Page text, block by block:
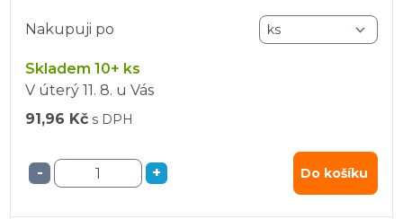
Nakupuji po
Skladem 10+ ks
V úterý 11. 8. u Vás
91,96 Kč s DPH
- + Do košíku